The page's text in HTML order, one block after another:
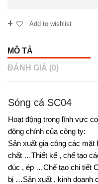
Add to wishlist
MÔ TẢ
ĐÁNH GIÁ (0)
Sóng cá SC04
Hoạt động trong lĩnh vực
động chính của công ty:
Sản xuất gia công các
chất …Thiết kế , chế tạo
đúc , ép …Chế tạo chi tiết
bị …Sản xuất , kinh doanh